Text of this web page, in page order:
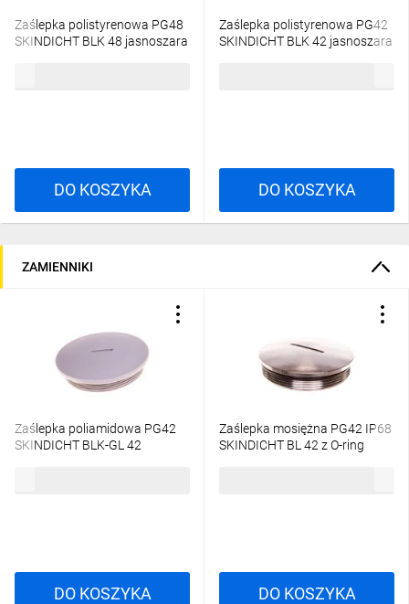
Zaślepka polistyrenowa PG48
SKINDICHT BLK 48 jasnoszara
DO KOSZYKA
Zaślepka polistyrenowa PG42
SKINDICHT BLK 42 jasnoszara
DO KOSZYKA
ZAMIENNIKI
Zaślepka poliamidowa PG42
SKINDICHT BLK-GL 42
DO KOSZYKA
Zaślepka mosiężna PG42 IP68
SKINDICHT BL 42 z O-ring
DO KOSZYKA